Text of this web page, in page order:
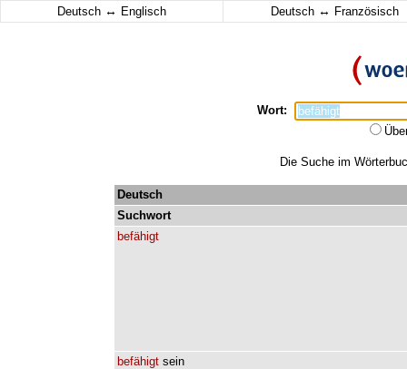
Deutsch ↔ Englisch Deutsch ↔ Französisch
Wort:
Die Suche im
Deutsch
Suchwort
befähigt
befähigt sein